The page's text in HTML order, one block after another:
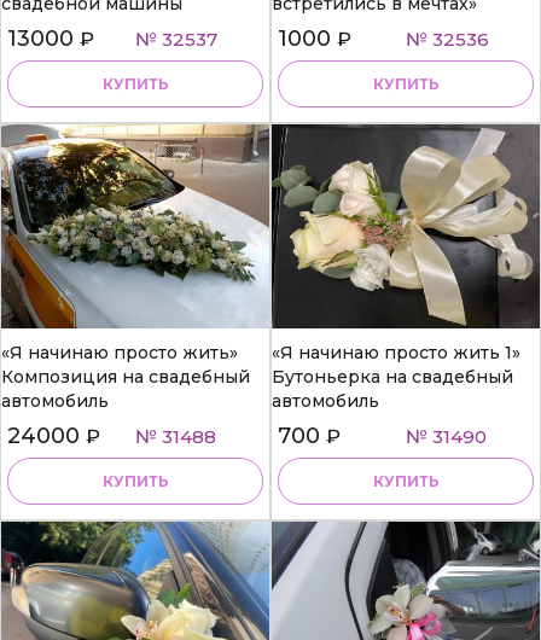
13000 ₽ № 32537
КУПИТЬ
1000 ₽ № 32536
КУПИТЬ
«Я начинаю просто жить»
Композиция на свадебный
автомобиль
24000 ₽ № 31488
КУПИТЬ
«Я начинаю просто жить 1»
Бутоньерка на свадебный
автомобиль
700 ₽ № 31490
КУПИТЬ